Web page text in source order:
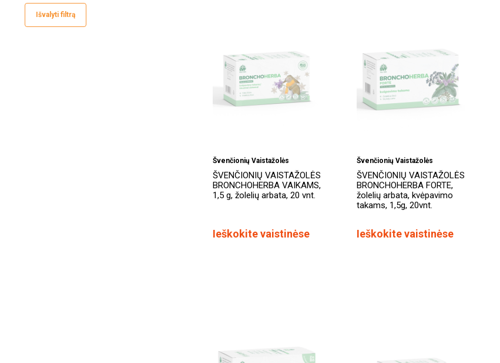
Išvalyti filtrą
Švenčionių Vaistažolės
ŠVENČIONIŲ VAISTAŽOLĖS
BRONCHOHERBA VAIKAMS,
1,5 g, žolelių arbata, 20 vnt.
Ieškokite vaistinėse
Švenčionių Vaistažolės
ŠVENČIONIŲ VAISTAŽOLĖS
BRONCHOHERBA FORTE,
žolelių arbata, kvėpavimo
takams, 1,5g, 20vnt.
Ieškokite vaistinėse